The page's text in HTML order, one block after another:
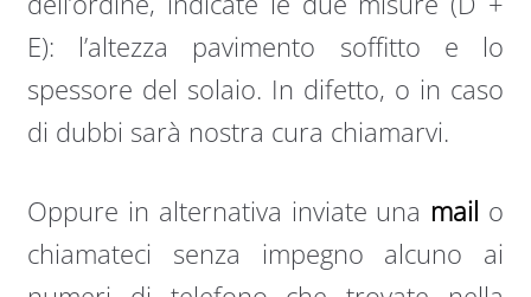
E): l’altezza pavimento soffitto e lo
spessore del solaio. In difetto, o in caso
di dubbi sarà nostra cura chiamarvi.
Oppure in alternativa inviate una mail o
chiamateci senza impegno alcuno ai